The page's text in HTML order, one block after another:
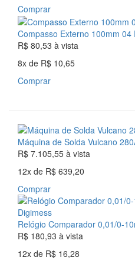
Comprar
Compasso Externo 100mm
R$ 80,53 à vista
8x de R$ 10,65
Comprar
Máquina de Solda Vulcano
R$ 7.105,55 à vista
12x de R$ 639,20
Comprar
Relógio Comparador 0,01/0-
R$ 180,93 à vista
12x de R$ 16,28